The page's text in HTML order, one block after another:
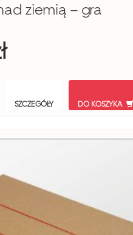
ziemią – gra
SZCZEGÓŁY DO KOSZYKA